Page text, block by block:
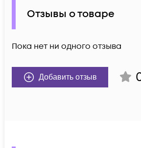
Отзывы о товаре
Пока нет ни одного отзыва
Добавить отзыв